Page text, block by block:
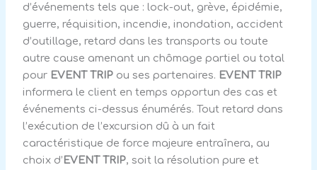
d’événements tels que : lock-out, grève, épidémie,
guerre, réquisition, incendie, inondation, accident
d’outillage, retard dans les transports ou toute
autre cause amenant un chômage partiel ou total
pour EVENT TRIP ou ses partenaires. EVENT TRIP
informera le client en temps opportun des cas et
événements ci-dessus énumérés. Tout retard dans
l’exécution de l’excursion dû à un fait
caractéristique de force majeure entraînera, au
choix d’EVENT TRIP, soit la résolution pure et